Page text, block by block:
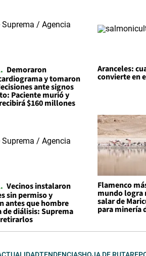
Demoraron
y tomaron
ante signos
Paciente murió y
$160 millones
Aranceles:
convierte en
Vecinos instalaron
sin permiso y
antes que hombre
de diálisis: Suprema
Flamenco
mundo logra
salar de
para minería
TENDENCIASHOJA DE RUTA